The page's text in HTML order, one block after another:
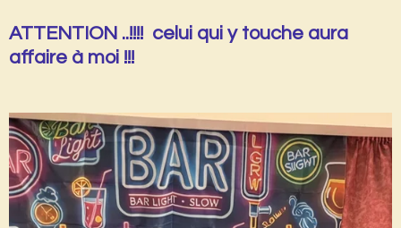
ATTENTION ..!!!! celui qui y touche aura
affaire à moi !!!